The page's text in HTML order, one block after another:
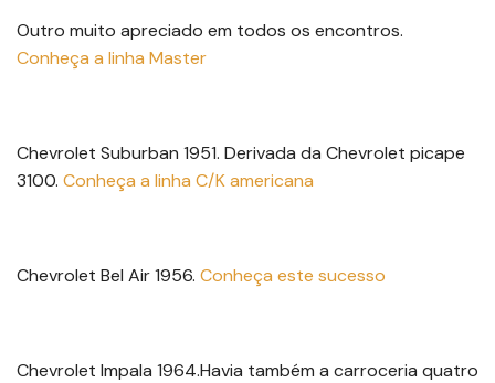
Outro muito apreciado em todos os encontros.
Conheça a linha Master
Chevrolet Suburban 1951. Derivada da Chevrolet picape
3100. Conheça a linha C/K americana
Chevrolet Bel Air 1956. Conheça este sucesso
Chevrolet Impala 1964.Havia também a carroceria quatro